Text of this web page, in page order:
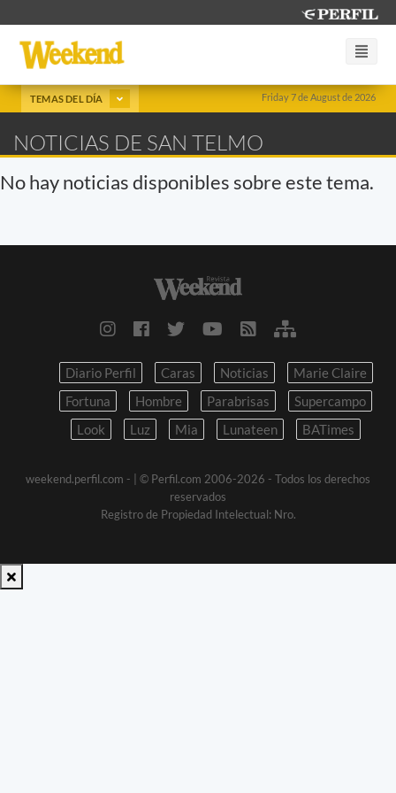
Friday 7 de August de 2026
TEMAS DEL DÍA
NOTICIAS DE SAN TELMO
No hay noticias disponibles sobre este tema.
Diario Perfil Caras Noticias
Marie Claire
Fortuna
Hombre Parabrisas
Supercampo
Look
Luz Mia Lunateen BATimes
weekend.perfil.com -
| © Perfil.com 2006-2026 - Todos los derechos
reservados
Registro de Propiedad Intelectual: Nro.